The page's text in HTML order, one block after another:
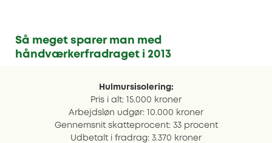
Så meget sparer man med
håndværkerfradraget i 2013
Hulmursisolering:
Pris i alt: 15.000 kroner
Arbejdsløn udgør: 10.000 kroner
Gennemsnit skatteprocent: 33 procent
Udbetalt i fradrag: 3.370 kroner